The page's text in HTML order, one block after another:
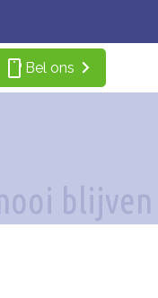
smartphone Bel ons